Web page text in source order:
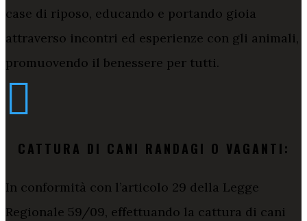
case di riposo, educando e portando gioia
attraverso incontri ed esperienze con gli animali,
promuovendo il benessere per tutti.

CATTURA DI CANI RANDAGI O VAGANTI:
In conformità con l’articolo 29 della Legge
Regionale 59/09, effettuando la cattura di cani